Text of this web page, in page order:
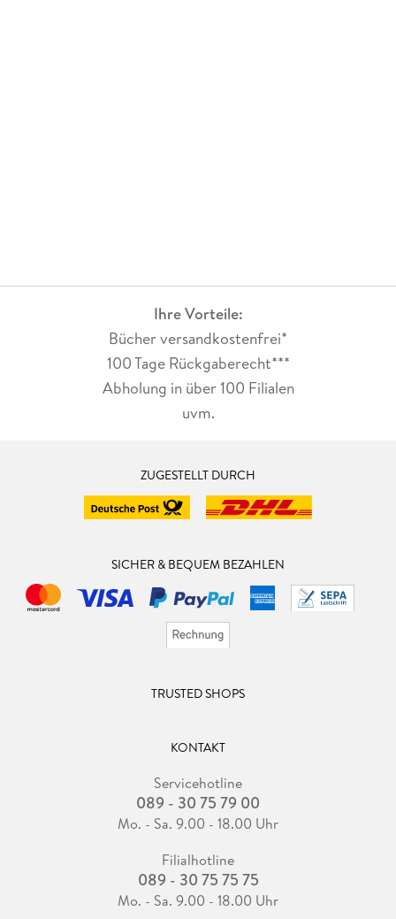
Ihre Vorteile:
Bücher versandkostenfrei*
100 Tage Rückgaberecht***
Abholung in über 100 Filialen
uvm.
ZUGESTELLT DURCH
SICHER & BEQUEM BEZAHLEN
TRUSTED SHOPS
KONTAKT
Servicehotline
089 - 30 75 79 00
Mo. - Sa. 9.00 - 18.00 Uhr
Filialhotline
089 - 30 75 75 75
Mo. - Sa. 9.00 - 18.00 Uhr